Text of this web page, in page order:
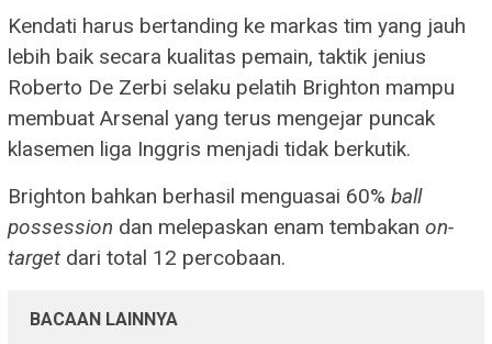
Kendati harus bertanding ke markas tim yang jauh
lebih baik secara kualitas pemain, taktik jenius
Roberto De Zerbi selaku pelatih Brighton mampu
membuat Arsenal yang terus mengejar puncak
klasemen liga Inggris menjadi tidak berkutik.
Brighton bahkan berhasil menguasai 60% ball
possession dan melepaskan enam tembakan on-
target dari total 12 percobaan.
BACAAN LAINNYA